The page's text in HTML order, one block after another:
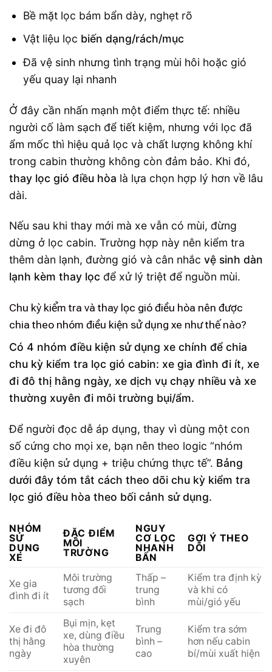
Bề mặt lọc bám bẩn dày, nghẹt rõ
Vật liệu lọc biến dạng/rách/mục
Đã vệ sinh nhưng tình trạng mùi hôi hoặc gió
yếu quay lại nhanh
Ở đây cần nhấn mạnh một điểm thực tế: nhiều
người cố làm sạch để tiết kiệm, nhưng với lọc đã
ẩm mốc thì hiệu quả lọc và chất lượng không khí
trong cabin thường không còn đảm bảo. Khi đó,
thay lọc gió điều hòa là lựa chọn hợp lý hơn về lâu
dài.
Nếu sau khi thay mới mà xe vẫn có mùi, đừng
dừng ở lọc cabin. Trường hợp này nên kiểm tra
thêm dàn lạnh, đường gió và cân nhắc vệ sinh dàn
lạnh kèm thay lọc để xử lý triệt để nguồn mùi.
Chu kỳ kiểm tra và thay lọc gió điều hòa nên được
chia theo nhóm điều kiện sử dụng xe như thế nào?
Có 4 nhóm điều kiện sử dụng xe chính để chia
chu kỳ kiểm tra lọc gió cabin: xe gia đình đi ít, xe
đi đô thị hằng ngày, xe dịch vụ chạy nhiều và xe
thường xuyên đi môi trường bụi/ẩm.
Để người đọc dễ áp dụng, thay vì dùng một con
số cứng cho mọi xe, bạn nên theo logic “nhóm
điều kiện sử dụng + triệu chứng thực tế”. Bảng
dưới đây tóm tắt cách theo dõi chu kỳ kiểm tra
lọc gió điều hòa theo bối cảnh sử dụng.
NHÓM
SỬ
DỤNG
XE
ĐẶC ĐIỂM
MÔI
TRƯỜNG
NGUY
CƠ LỌC
NHANH
BẨN
GỢI Ý THEO
DÕI
Xe gia
đình đi ít
Môi trường
tương đối
sạch
Thấp –
trung
bình
Kiểm tra định kỳ
và khi có
mùi/gió yếu
Xe đi đô
thị hằng
ngày
Bụi mịn, kẹt
xe, dùng điều
hòa thường
xuyên
Trung
bình –
cao
Kiểm tra sớm
hơn nếu cabin
bí/mùi xuất hiện